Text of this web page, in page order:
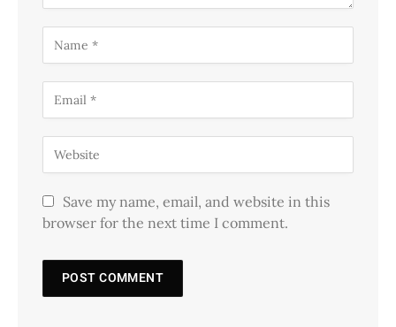
Save my name, email, and website in this
browser for the next time I comment.